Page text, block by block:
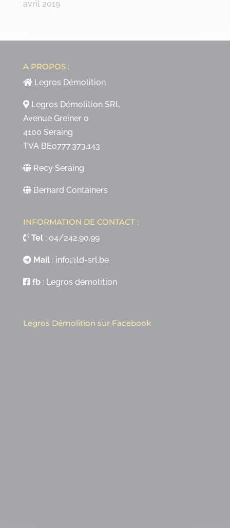
avril 2019
A PROPOS :
Legros Démolition
Legros Démolition SRL
Avenue Greiner 0
4100 Seraing
TVA BE0777.373.143
Recy Seraing
Bernard Containers
INFORMATION DE CONTACT :
Tel: 04/242.90.99
Mail: info@ld-srl.be
fb: Legros démolition
Legros Démolition sur Facebook